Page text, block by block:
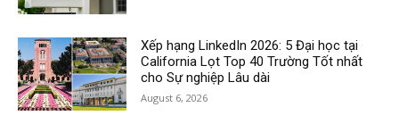
Xếp hạng LinkedIn 2026: 5 Đại học tại
California Lọt Top 40 Trường Tốt nhất
cho Sự nghiệp Lâu dài
August 6, 2026